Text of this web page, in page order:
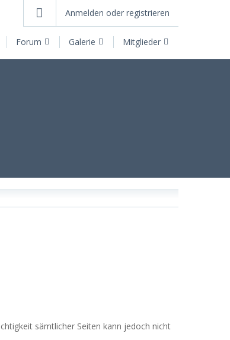
Forum Galerie Mitglieder
Anmelden oder registrieren
sämtlicher Seiten kann jedoch nicht